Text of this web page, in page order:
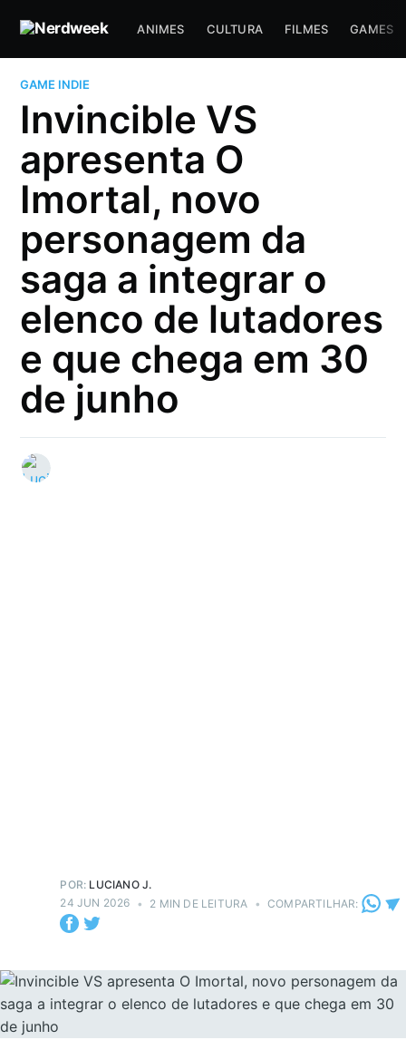
ANIMES CULTURA FILMES GAMES
GAME INDIE
Invincible VS
apresenta O
Imortal, novo
personagem da
saga a integrar o
elenco de lutadores
e que chega em 30
de junho
POR: LUCIANO J.
24 JUN 2026 • 2 MIN DE LEITURA • COMPARTILHAR: